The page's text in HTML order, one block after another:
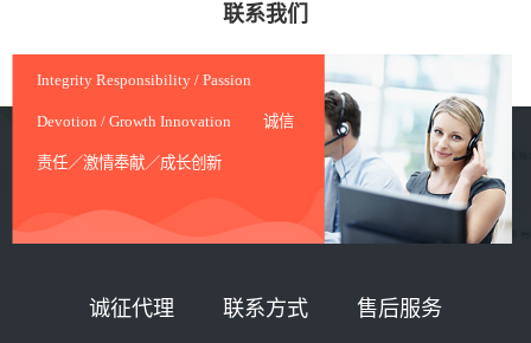
联系我们
Integrity Responsibility / Passion
Devotion / Growth Innovation 诚信
责任／激情奉献／成长创新
诚征代理 联系方式 售后服务